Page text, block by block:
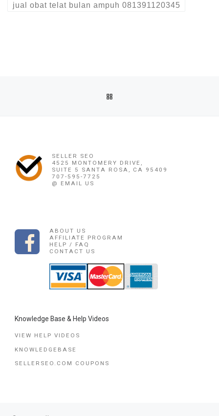
jual obat telat bulan ampuh 081391120345
SELLER SEO
4525 MONTOMERY DRIVE,
SUITE 5 SANTA ROSA, CA 95409
707-595-7725
@ EMAIL US
ABOUT US
AFFILIATE PROGRAM
HELP / FAQ
CONTACT US
Knowledge Base & Help Videos
VIEW HELP VIDEOS
KNOWLEDGEBASE
SELLERSEO.COM COUPONS